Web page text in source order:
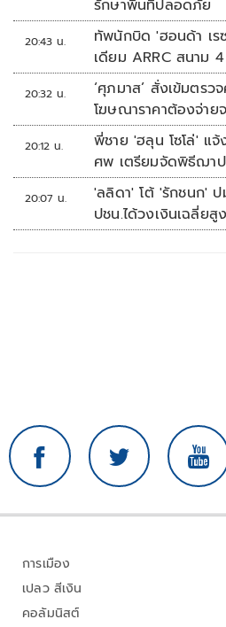
รักษาพื้นที่ปลอดภัย
20:43 น.
ทัพนักบิด 'ฮอนด้า เร
เดียม ARRC สนาม
20:32 น.
‘ศุภมาส’ สั่งเข้มตรว
โฆษณาราคาต้องจ่าย
20:12 น.
พี่ชาย 'ฮลุน โซโล่' แ
ศพ เตรียมจัดพิธีฌาป
20:07 น.
'ลลิดา' โต้ 'รักชนก'
ปชน.ได้วงเงินเฉลี่ยสู
การเมือง
เปลว สีเงิน
คอลัมนิสต์